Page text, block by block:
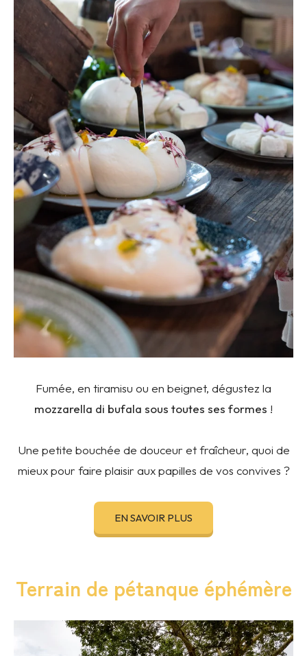
Fumée, en tiramisu ou en beignet, dégustez la
mozzarella di bufala sous toutes ses formes !
Une petite bouchée de douceur et fraîcheur, quoi de
mieux pour faire plaisir aux papilles de vos convives ?
EN SAVOIR PLUS
Terrain de pétanque éphémère